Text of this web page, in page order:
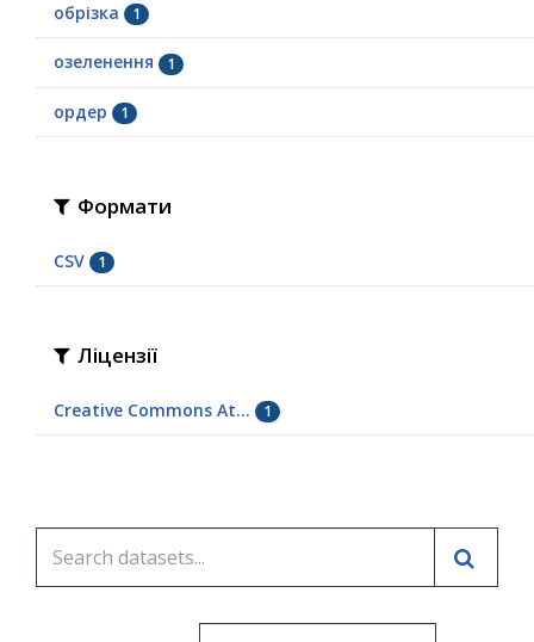
обрізка 1
озеленення 1
ордер 1
Формати
CSV 1
Ліцензії
Creative Commons At... 1